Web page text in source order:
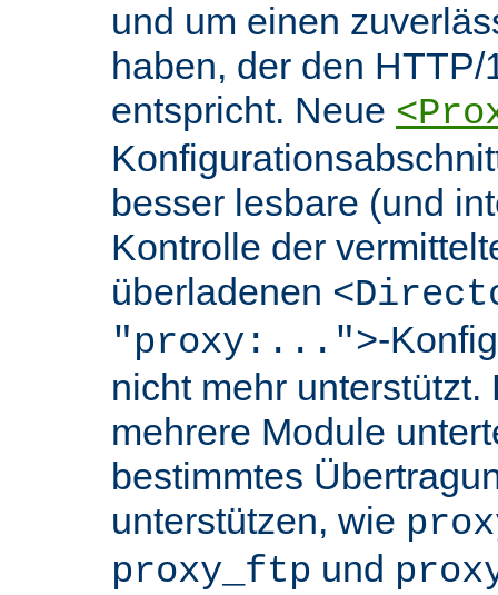
und um einen
haben, der den
entspricht. Neue
besser lesbare (und
Kontrolle der
überladenen
"proxy:...">-
nicht mehr
mehrere Module
bestimmtes
unterstützen, wie
proxy_ftp und